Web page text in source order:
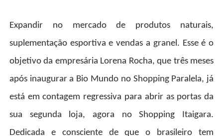
Expandir no mercado de produtos naturais,
suplementação esportiva e vendas a granel. Esse é o
objetivo da empresária Lorena Rocha, que três meses
após inaugurar a Bio Mundo no Shopping Paralela, já
está em contagem regressiva para abrir as portas da
sua segunda loja, agora no Shopping Itaigara.
Dedicada e consciente de que o brasileiro tem